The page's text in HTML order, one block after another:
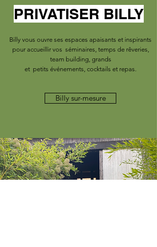
PRIVATISER BILLY
Billy vous ouvre ses espaces apaisants et inspirants
pour accueillir vos séminaires, temps de rêveries,
team building, grands
et petits événements, cocktails et repas.
Billy sur-mesure